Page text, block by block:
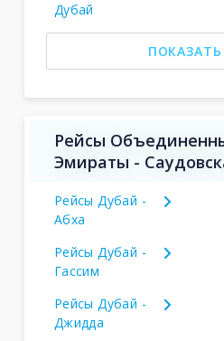
Дубай
Рейсы
Эмираты -
Рейсы Дубай -
Абха
Рейсы Дубай -
Гассим
Рейсы Дубай -
Джидда